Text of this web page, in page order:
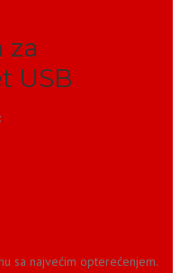
za
USB
sa najvećim opterećenjem.